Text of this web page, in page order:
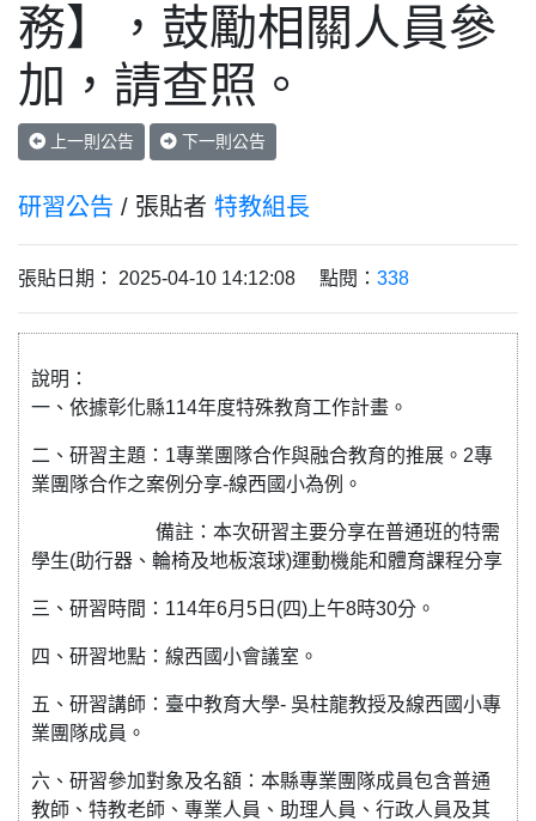
務】，鼓勵相關人員參
加，請查照。
上一則公告 下一則公告
研習公告 / 張貼者 特教組長
張貼日期： 2025-04-10 14:12:08 點閱： 338
說明：
一、依據彰化縣114年度特殊教育工作計畫。
二、研習主題：1專業團隊合作與融合教育的推展。2專
業團隊合作之案例分享-線西國小為例。
備註：本次研習主要分享在普通班的特需
學生(助行器、輪椅及地板滾球)運動機能和體育課程分享
三、研習時間：114年6月5日(四)上午8時30分。
四、研習地點：線西國小會議室。
五、研習講師：臺中教育大學- 吳柱龍教授及線西國小專
業團隊成員。
六、研習參加對象及名額：本縣專業團隊成員包含普通
教師、特教老師、專業人員、助理人員、行政人員及其